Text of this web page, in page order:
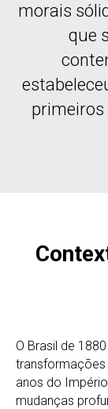
morais
que
primeiros
O Brasil de
transformações
anos do
mudanças